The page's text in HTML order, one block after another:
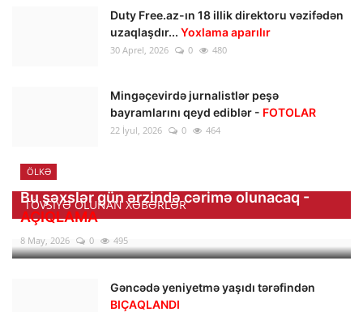
Duty Free.az-ın 18 illik direktoru vəzifədən
uzaqlaşdır... Yoxlama aparılır
30 Aprel, 2026 0 480
Mingəçevirdə jurnalistlər peşə
bayramlarını qeyd ediblər - FOTOLAR
22 İyul, 2026 0 464
TÖVSIYƏ OLUNAN XƏBƏRLƏR
ÖLKƏ
Bu şəxslər gün ərzində cərimə olunacaq -
AÇIQLAMA
8 May, 2026 0 495
Gəncədə yeniyetmə yaşıdı tərəfindən
BIÇAQLANDI